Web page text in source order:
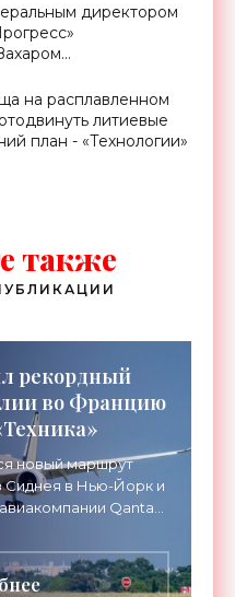
директором
2021» -
на расплавленном
литиевые
план - «Технологии»
также
рекордный
во Францию
новый маршрут
Сиднея в Нью-Йорк и
Qantas
до 24